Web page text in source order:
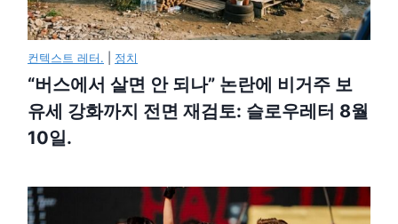
컨텍스트 레터. 정치
“버스에서 살면 안 되나” 논란에 비거주 보
유세 강화까지 전면 재검토: 슬로우레터 8월
10일.